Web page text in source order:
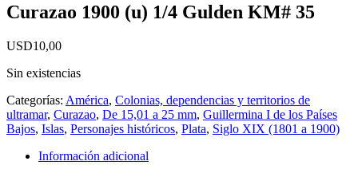
Curazao 1900 (u) 1/4 Gulden KM# 35
USD10,00
Sin existencias
Categorías: América, Colonias, dependencias y territorios de
ultramar, Curazao, De 15,01 a 25 mm, Guillermina I de los Países
Bajos, Islas, Personajes históricos, Plata, Siglo XIX (1801 a 1900)
Información adicional